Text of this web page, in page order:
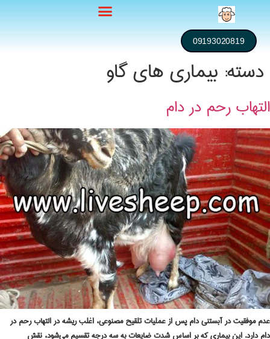
09193020819
دسته: بیماری های گاو
التهاب رحم در دام
عدم موفقیت در آبستنی دام پس از عملیات تلقیح مصنوعی، اغلب ریشه در التهاب رحم در
دام دارد. این بیماری که بر اساس شدت ضایعات به سه درجه تقسیم می‌شود، نقش